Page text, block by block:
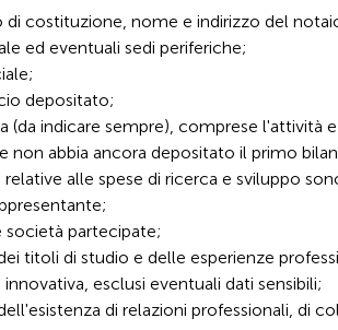
di costituzione, nome e indirizzo del
ed eventuali sedi periferiche;
depositato;
(da indicare sempre), comprese l'attività
non abbia ancora depositato il primo
alle spese di ricerca e sviluppo
partecipate;
titoli di studio e delle esperienze
esclusi eventuali dati sensibili;
di relazioni professionali, di